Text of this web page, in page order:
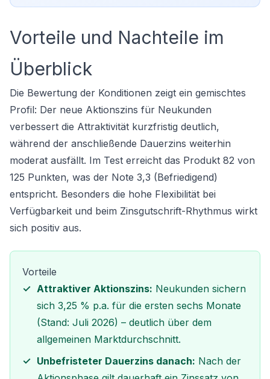
Vorteile und Nachteile im
Überblick
Die Bewertung der Konditionen zeigt ein gemischtes
Profil: Der neue Aktionszins für Neukunden
verbessert die Attraktivität kurzfristig deutlich,
während der anschließende Dauerzins weiterhin
moderat ausfällt. Im Test erreicht das Produkt 82 von
125 Punkten, was der Note 3,3 (Befriedigend)
entspricht. Besonders die hohe Flexibilität bei
Verfügbarkeit und beim Zinsgutschrift-Rhythmus wirkt
sich positiv aus.
Vorteile
Attraktiver Aktionszins: Neukunden sichern
sich 3,25 % p.a. für die ersten sechs Monate
(Stand: Juli 2026) – deutlich über dem
allgemeinen Marktdurchschnitt.
Unbefristeter Dauerzins danach: Nach der